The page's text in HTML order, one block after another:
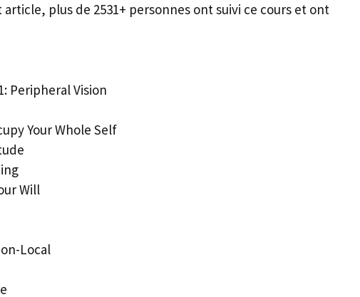
plus de 2531+ personnes ont suivi ce cours et ont
Peripheral Vision
Your Whole Self
Will
Local